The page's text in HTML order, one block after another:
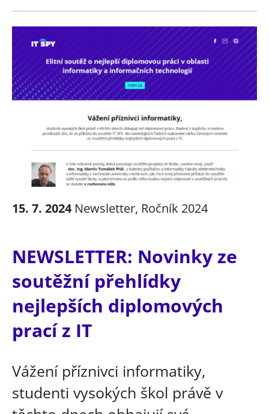
15. 7. 2024 Newsletter, Ročník 2024
NEWSLETTER: Novinky ze
soutěžní přehlídky
nejlepších diplomových
prací z IT
Vážení příznivci informatiky,
studenti vysokých škol právě v